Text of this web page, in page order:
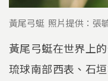
黃尾弓蜓 照片提供：張
黃尾弓蜓在世界上
琉球南部西表、石